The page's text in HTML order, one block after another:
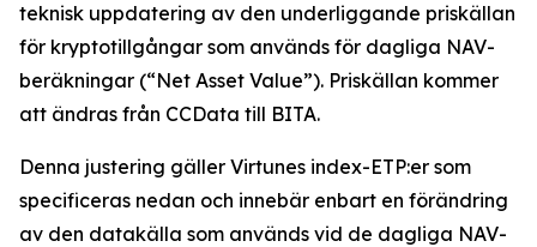
teknisk uppdatering av den underliggande priskällan
för kryptotillgångar som används för dagliga NAV-
beräkningar (“Net Asset Value”). Priskällan kommer
att ändras från CCData till BITA.
Denna justering gäller Virtunes index-ETP:er som
specificeras nedan och innebär enbart en förändring
av den datakälla som används vid de dagliga NAV-